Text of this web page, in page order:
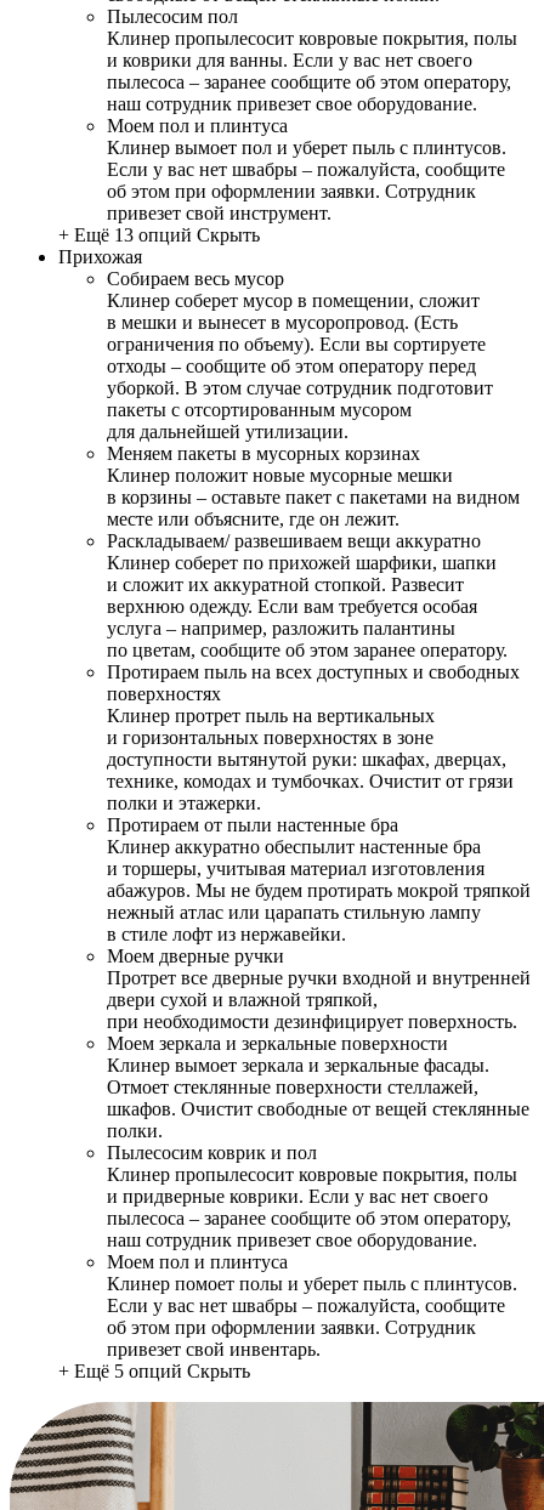
Пылесосим пол
Клинер пропылесосит ковровые покрытия, полы
и коврики для ванны. Если у вас нет своего
пылесоса – заранее сообщите об этом оператору,
наш сотрудник привезет свое оборудование.
Моем пол и плинтуса
Клинер вымоет пол и уберет пыль с плинтусов.
Если у вас нет швабры – пожалуйста, сообщите
об этом при оформлении заявки. Сотрудник
привезет свой инструмент.
+ Ещё 13 опций Скрыть
Прихожая
Собираем весь мусор
Клинер соберет мусор в помещении, сложит
в мешки и вынесет в мусоропровод. (Есть
ограничения по объему). Если вы сортируете
отходы – сообщите об этом оператору перед
уборкой. В этом случае сотрудник подготовит
пакеты с отсортированным мусором
для дальнейшей утилизации.
Меняем пакеты в мусорных корзинах
Клинер положит новые мусорные мешки
в корзины – оставьте пакет с пакетами на видном
месте или объясните, где он лежит.
Раскладываем/ развешиваем вещи аккуратно
Клинер соберет по прихожей шарфики, шапки
и сложит их аккуратной стопкой. Развесит
верхнюю одежду. Если вам требуется особая
услуга – например, разложить палантины
по цветам, сообщите об этом заранее оператору.
Протираем пыль на всех доступных и свободных
поверхностях
Клинер протрет пыль на вертикальных
и горизонтальных поверхностях в зоне
доступности вытянутой руки: шкафах, дверцах,
технике, комодах и тумбочках. Очистит от грязи
полки и этажерки.
Протираем от пыли настенные бра
Клинер аккуратно обеспылит настенные бра
и торшеры, учитывая материал изготовления
абажуров. Мы не будем протирать мокрой тряпкой
нежный атлас или царапать стильную лампу
в стиле лофт из нержавейки.
Моем дверные ручки
Протрет все дверные ручки входной и внутренней
двери сухой и влажной тряпкой,
при необходимости дезинфицирует поверхность.
Моем зеркала и зеркальные поверхности
Клинер вымоет зеркала и зеркальные фасады.
Отмоет стеклянные поверхности стеллажей,
шкафов. Очистит свободные от вещей стеклянные
полки.
Пылесосим коврик и пол
Клинер пропылесосит ковровые покрытия, полы
и придверные коврики. Если у вас нет своего
пылесоса – заранее сообщите об этом оператору,
наш сотрудник привезет свое оборудование.
Моем пол и плинтуса
Клинер помоет полы и уберет пыль с плинтусов.
Если у вас нет швабры – пожалуйста, сообщите
об этом при оформлении заявки. Сотрудник
привезет свой инвентарь.
+ Ещё 5 опций Скрыть